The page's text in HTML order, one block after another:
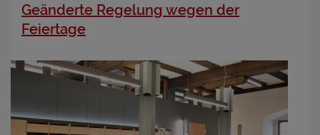
Geänderte Regelung wegen der
Feiertage